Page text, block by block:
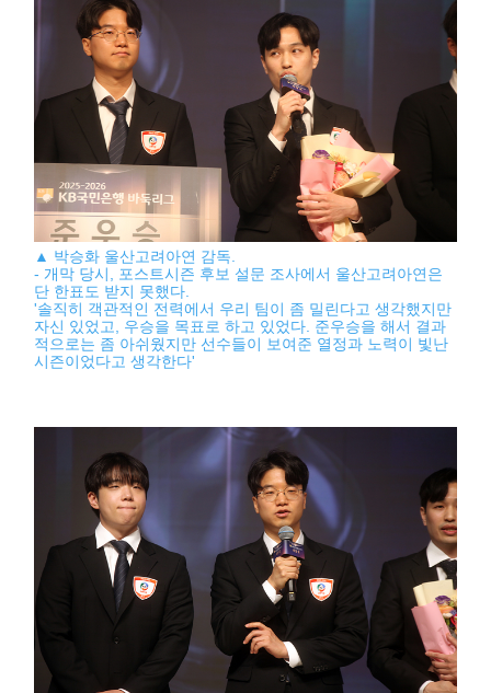
▲ 박승화 울산고려아연 감독.
- 개막 당시, 포스트시즌 후보 설문 조사에서 울산고려아연은
단 한표도 받지 못했다.
'솔직히 객관적인 전력에서 우리 팀이 좀 밀린다고 생각했지만
자신 있었고, 우승을 목표로 하고 있었다. 준우승을 해서 결과
적으로는 좀 아쉬웠지만 선수들이 보여준 열정과 노력이 빛난
시즌이었다고 생각한다'